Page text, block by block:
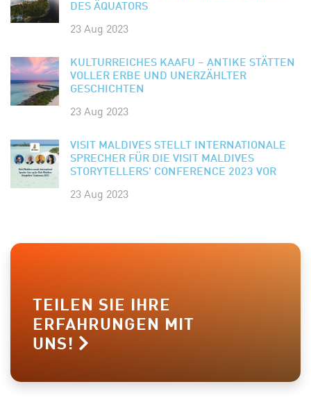
DES ÄQUATORS
23 Aug 2023
KULTURREICHES KAAFU – ANTIKE STÄTTEN
VOLLER ERBE UND UNERZÄHLTER
GESCHICHTEN
23 Aug 2023
VISIT MALDIVES STELLT INTERNATIONALE
SPRECHER FÜR DIE VISIT MALDIVES
STORYTELLERS' CONFERENCE 2023 VOR
23 Aug 2023
TEILEN SIE IHRE
ERFAHRUNGEN MIT
UNS!